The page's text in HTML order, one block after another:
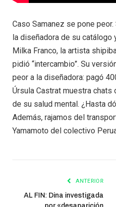
Caso Samanez se pone
la diseñadora de su catálogo
Milka Franco, la artista
pidió “intercambio”. Su
peor a la diseñadora: pagó
Úrsula Castrat muestra chats
de su salud mental. ¿Hasta
Además, rajamos del
Yamamoto del colectivo
ANTERIOR
AL FIN: Dina investigada